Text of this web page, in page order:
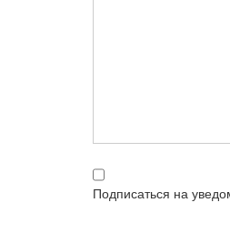
Подписаться на